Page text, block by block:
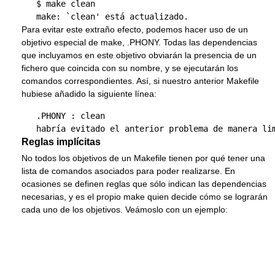
   $ make clean
Para evitar este extraño efecto, podemos hacer uso de un
objetivo especial de make, .PHONY. Todas las dependencias
que incluyamos en este objetivo obviarán la presencia de un
fichero que coincida con su nombre, y se ejecutarán los
comandos correspondientes. Así, si nuestro anterior Makefile
hubiese añadido la siguiente línea:
   .PHONY : clean
Reglas implícitas
No todos los objetivos de un Makefile tienen por qué tener una
lista de comandos asociados para poder realizarse. En
ocasiones se definen reglas que sólo indican las dependencias
necesarias, y es el propio make quien decide cómo se lograrán
cada uno de los objetivos. Veámoslo con un ejemplo: